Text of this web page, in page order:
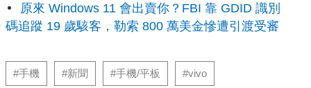
原來 Windows 11 會出賣你？FBI 靠 GDID 識別
碼追蹤 19 歲駭客，勒索 800 萬美金慘遭引渡受審
#手機 #新聞 #手機/平板 #vivo